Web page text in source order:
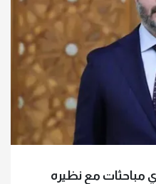
مباحثات مع نظيره